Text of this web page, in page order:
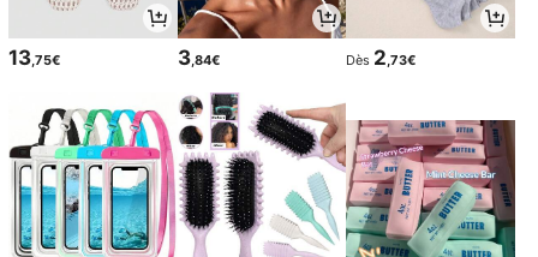
13,75€ 3,84€ Dès 2,73€